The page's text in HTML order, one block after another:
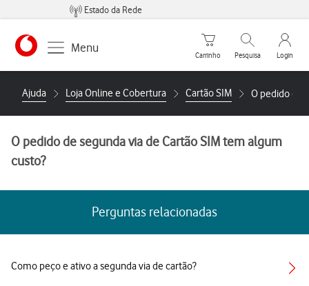
Estado da Rede
https://www.vodafone.pt
Menu
Carrinho de compras
Carrinho
Pesquisar
Pesquisa
My
Login
Ajuda Loja Online e Cobertura Cartão SIM O pedido de
O pedido de segunda via de Cartão SIM tem algum
custo?
Perguntas relacionadas
Como peço e ativo a segunda via de cartão?